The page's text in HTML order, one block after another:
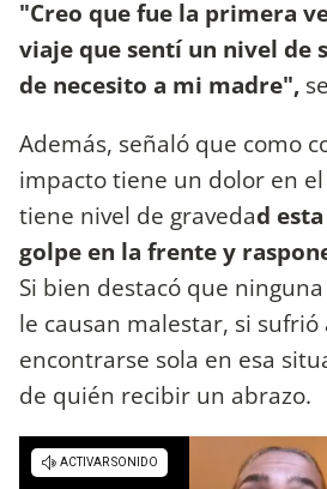
"Creo que fue la primera
viaje que sentí un nivel de
de necesito a mi madre",
Además, señaló que como
impacto tiene un dolor en
tiene nivel de gravedad
golpe en la frente y
Si bien destacó que
le causan malestar, si
encontrarse sola en esa
de quién recibir un abrazo.